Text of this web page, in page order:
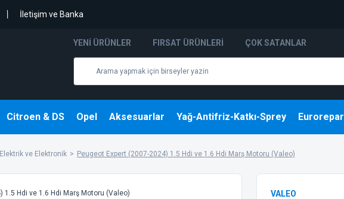
İletişim ve Banka
YENI ÜRÜNLER FIRSAT ÜRÜNLERI ÇOK SATANLAR
Citroen & DS Opel Aksesuarlar Yağ-Antifriz-Katkı-Sprey Eurorepar
Elektrik ve Elektronik Peugeot Expert (2007-2024) 1.5 Hdi ve 1.6 Hdi Marş Motoru (Valeo)
VALEO